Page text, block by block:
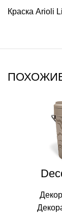
Краска Arioli